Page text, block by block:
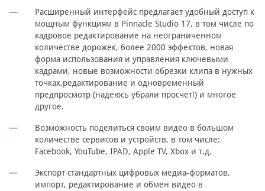
Расширенный интерфейс предлагает удобный доступ к
мощным функциям в Pinnacle Studio 17, в том числе по
кадровое редактирование на неограниченном
количестве дорожек, более 2000 эффектов, новая
форма использования и управления ключевыми
кадрами, новые возможности обрезки клипа в нужных
точках,редактирование и одновременный
предпросмотр (надеюсь убрали просчет!) и многое
другое.
Возможность поделиться своим видео в большом
количестве сервисов и устройств, в том числе:
Facebook, YouTube, IPAD, Apple TV, Xbox и т.д.
Экспорт стандартных цифровых медиа-форматов,
импорт, редактирование и обмен видео в